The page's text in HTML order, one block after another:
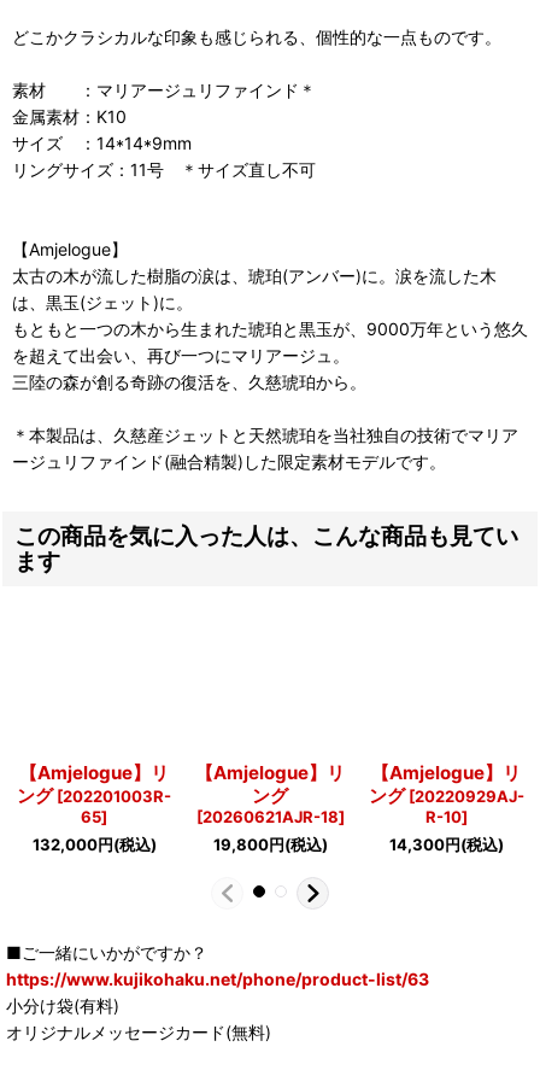
どこかクラシカルな印象も感じられる、個性的な一点ものです。
素材 ：マリアージュリファインド＊
金属素材：K10
サイズ ：14*14*9mm
リングサイズ：11号 ＊サイズ直し不可
【Amjelogue】
太古の木が流した樹脂の涙は、琥珀(アンバー)に。涙を流した木
は、黒玉(ジェット)に。
もともと一つの木から生まれた琥珀と黒玉が、9000万年という悠久
を超えて出会い、再び一つにマリアージュ。
三陸の森が創る奇跡の復活を、久慈琥珀から。
＊本製品は、久慈産ジェットと天然琥珀を当社独自の技術でマリア
ージュリファインド(融合精製)した限定素材モデルです。
この商品を気に入った人は、こんな商品も見てい
ます
【Amjelogue】リ
ング [202201003R-
65]
132,000円(税込)
【Amjelogue】リ
ング
[20260621AJR-18]
19,800円(税込)
【Amjelogue】リ
ング [20220929AJ-
R-10]
14,300円(税込)
■ご一緒にいかがですか？
https://www.kujikohaku.net/phone/product-list/63
小分け袋(有料)
オリジナルメッセージカード(無料)